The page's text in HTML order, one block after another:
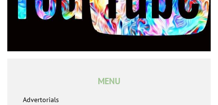
MENU
Advertorials